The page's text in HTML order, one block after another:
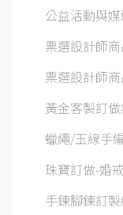
公益活動與
票選設計師
票選設計師
黃金客製訂
蠟繩/玉線手
珠寶訂做-婚
手鍊腳鍊訂